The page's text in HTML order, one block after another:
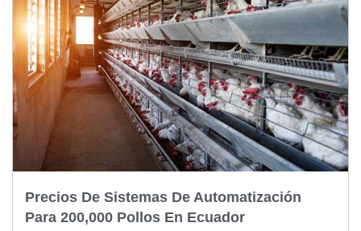
Precios De Sistemas De Automatización
Para 200,000 Pollos En Ecuador